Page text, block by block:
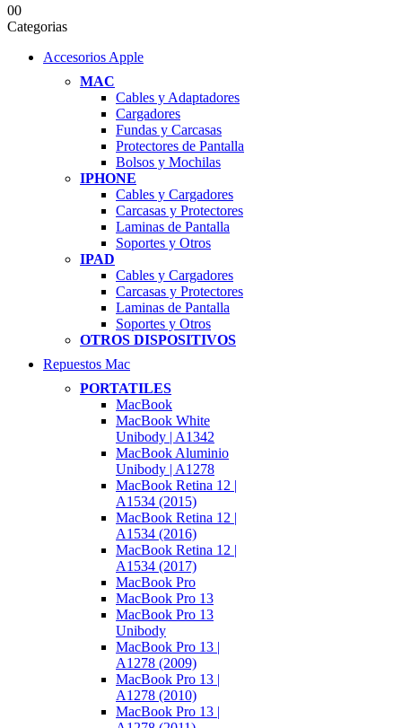
00
Categorias
Accesorios Apple
MAC
Cables y Adaptadores
Cargadores
Fundas y Carcasas
Protectores de Pantalla
Bolsos y Mochilas
IPHONE
Cables y Cargadores
Carcasas y Protectores
Laminas de Pantalla
Soportes y Otros
IPAD
Cables y Cargadores
Carcasas y Protectores
Laminas de Pantalla
Soportes y Otros
OTROS DISPOSITIVOS
Repuestos Mac
PORTATILES
MacBook
MacBook White
Unibody | A1342
MacBook Aluminio
Unibody | A1278
MacBook Retina 12 |
A1534 (2015)
MacBook Retina 12 |
A1534 (2016)
MacBook Retina 12 |
A1534 (2017)
MacBook Pro
MacBook Pro 13
MacBook Pro 13
Unibody
MacBook Pro 13 |
A1278 (2009)
MacBook Pro 13 |
A1278 (2010)
MacBook Pro 13 |